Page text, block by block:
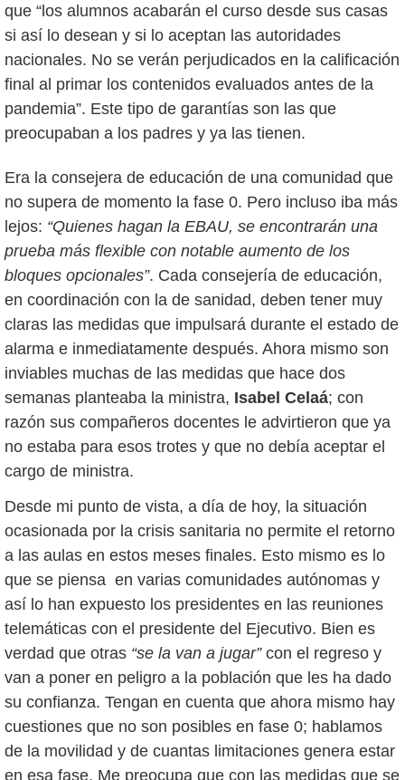
que “los alumnos acabarán el curso desde sus casas
si así lo desean y si lo aceptan las autoridades
nacionales. No se verán perjudicados en la calificación
final al primar los contenidos evaluados antes de la
pandemia”. Este tipo de garantías son las que
preocupaban a los padres y ya las tienen.
Era la consejera de educación de una comunidad que
no supera de momento la fase 0. Pero incluso iba más
lejos: “Quienes hagan la EBAU, se encontrarán una
prueba más flexible con notable aumento de los
bloques opcionales”. Cada consejería de educación,
en coordinación con la de sanidad, deben tener muy
claras las medidas que impulsará durante el estado de
alarma e inmediatamente después. Ahora mismo son
inviables muchas de las medidas que hace dos
semanas planteaba la ministra, Isabel Celaá; con
razón sus compañeros docentes le advirtieron que ya
no estaba para esos trotes y que no debía aceptar el
cargo de ministra.
Desde mi punto de vista, a día de hoy, la situación
ocasionada por la crisis sanitaria no permite el retorno
a las aulas en estos meses finales. Esto mismo es lo
que se piensa en varias comunidades autónomas y
así lo han expuesto los presidentes en las reuniones
telemáticas con el presidente del Ejecutivo. Bien es
verdad que otras “se la van a jugar”con el regreso y
van a poner en peligro a la población que les ha dado
su confianza. Tengan en cuenta que ahora mismo hay
cuestiones que no son posibles en fase 0; hablamos
de la movilidad y de cuantas limitaciones genera estar
en esa fase. Me preocupa que con las medidas que se